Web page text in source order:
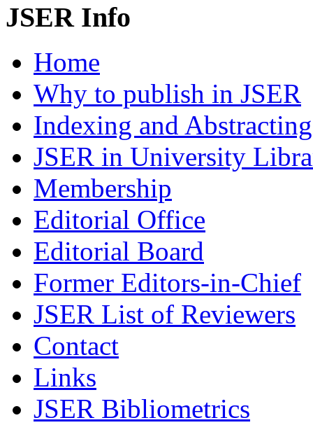
JSER Info
Home
Why to publish in JSER
Indexing and Abstracting
JSER in University
Membership
Editorial Office
Editorial Board
Former Editors-in-Chief
JSER List of Reviewers
Contact
Links
JSER Bibliometrics